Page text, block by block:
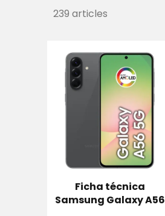
239 articles
Ficha técnica
Samsung Galaxy A56